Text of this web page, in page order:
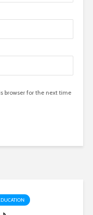
browser for the next time